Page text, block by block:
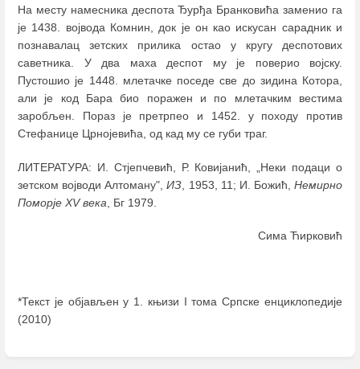
На месту намесника деспота Ђурђа Бранковића заменио га
је 1438. војвода Комнин, док је он као искусан сарадник и
познавалац зетских прилика остао у кругу деспотових
саветника. У два маха деспот му је поверио војску.
Пустошио је 1448. млетачке поседе све до зидина Котора,
али је код Бара био поражен и по млетачким вестима
заробљен. Пораз је претрпео и 1452. у походу против
Стефанице Црнојевића, од кад му се губи траг.
ЛИТЕРАТУРА: И. Стјепчевић, Р. Ковијанић, „Неки подаци о
зетском војводи Алтоману",ИЗ , 1953, 11; И. Божић, Немирно
Поморје ХV века , Бг 1979.
Сима Ћирковић
*Текст је објављен у 1. књизи I тома Српске енциклопедије
(2010)